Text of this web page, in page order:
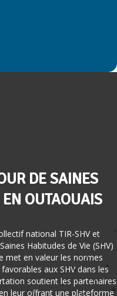
DE SAINES
OUTAOUAIS
national TIR-SHV et
Habitudes de Vie (SHV)
met en valeur les normes
aux SHV dans les
soutient les partenaires
leur offrant une plateforme